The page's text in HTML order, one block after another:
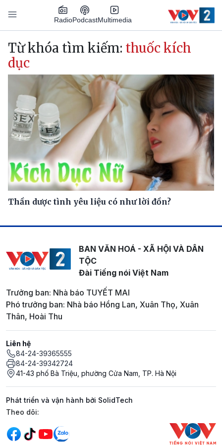
Nhảy đến nội dung
RadioPodcastMultimedia
Main navigation
Từ khóa tìm kiếm: thuốc kích
dục
Thần dược tình yêu liệu có như lời đồn?
BAN VĂN HOÁ - XÃ HỘI VÀ DÂN
TỘC
Đài Tiếng nói Việt Nam
Trưởng ban: Nhà báo TUYẾT MAI
Phó trưởng ban: Nhà báo Hồng Lan, Xuân Thọ, Xuân
Thân, Hoài Thu
Liên hệ
84-24-39365555
84-24-39342724
41-43 phố Bà Triệu, phường Cửa Nam, TP. Hà Nội
Phát triển và vận hành bởi SolidTech
Mạng xã hội
Theo dõi: